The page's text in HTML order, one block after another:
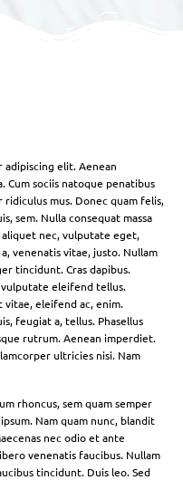
elit. Aenean
Cum sociis natoque penatibus
mus. Donec quam felis,
sem. Nulla consequat massa
nec, vulputate eget,
venenatis vitae, justo. Nullam
tincidunt. Cras dapibus.
vulputate eleifend tellus.
eleifend ac, enim.
feugiat a, tellus. Phasellus
rutrum. Aenean imperdiet.
ultricies nisi. Nam
rhoncus, sem quam semper
Nam quam nunc, blandit
nec odio et ante
venenatis faucibus. Nullam
tincidunt. Duis leo. Sed